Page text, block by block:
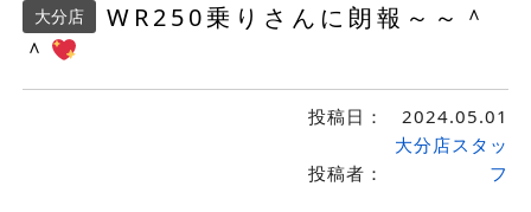
大分店
WR250乗りさんに朗報～～＾
＾
投稿日： 2024.05.01
投稿者：
大分店スタッ
フ